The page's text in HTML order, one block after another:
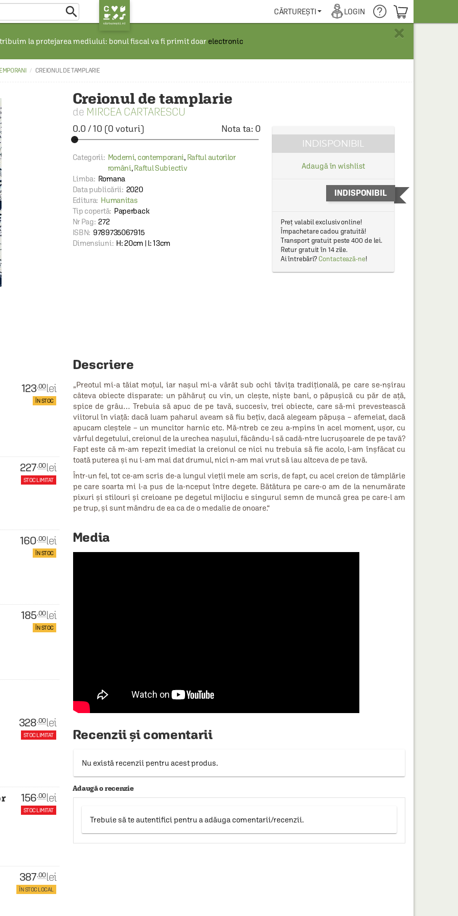
 CĂRTUREȘTI LOGIN COȘUL TĂU
×
la protejarea mediului: bonul fiscal va fi primit doar electronic
CREIONUL DE TAMPLARIE
Creionul de tamplarie
MIRCEA CARTARESCU
0.0 /10 (0 voturi) Nota ta: 0
Categorii: Moderni, contemporani, Raftul autorilor
români,Raftul Subiectiv
Limba: Romana
Data publicării: 2020
Editura: Humanitas
Tip copertă: Paperback
Nr Pag: 272
ISBN: 9789735067915
Dimensiuni: H: 20cm | l: 13cm
INDISPONIBIL
Adaugă în wishlist
INDISPONIBIL
Preț valabil exclusiv online!
Împachetare cadou gratuită!
Transport gratuit peste 400 de lei.
Retur gratuit în 14 zile.
Ai întrebări? Contactează-ne!
123.00lei
ÎN STOC
227.00lei
STOC LIMITAT
160.00lei
ÎN STOC
185.00lei
ÎN STOC
328.00lei
STOC LIMITAT
156.00lei
STOC LIMITAT
387.00lei
ÎN STOC LOCAL
Descriere
„Preotul mi-a tăiat moțul, iar nașul mi-a vârât sub ochi tăvița tradițională, pe care se-nșirau
câteva obiecte disparate: un păhăruț cu vin, un clește, niște bani, o păpușică cu păr de ață,
spice de grâu… Trebuia să apuc de pe tavă, succesiv, trei obiecte, care să-mi prevestească
viitorul în viață: dacă luam paharul aveam să fiu bețiv, dacă alegeam păpușa – afemeiat, dacă
apucam cleștele – un muncitor harnic etc. Mă-ntreb ce zeu a-mpins în acel moment, ușor, cu
vârful degetului, creionul de la urechea nașului, făcându-l să cadă-ntre lucrușoarele de pe tavă?
Fapt este că m-am repezit imediat la creionul ce nici nu trebuia să fie acolo, l-am înșfăcat cu
toată puterea și nu i-am mai dat drumul, nici n-am mai vrut să iau altceva de pe tavă.
Într-un fel, tot ce-am scris de-a lungul vieții mele am scris, de fapt, cu acel creion de tâmplărie
pe care soarta mi l-a pus de la-nceput între degete. Bătătura pe care-o am de la nenumărate
pixuri și stilouri și creioane pe degetul mijlociu e singurul semn de muncă grea pe care-l am
pe trup, și sunt mândru de ea ca de o medalie de onoare.“
Media
Recenzii și comentarii
Nu există recenzii pentru acest produs.
Adaugă o recenzie
Trebuie să te autentifici pentru a adăuga comentarii/recenzii.